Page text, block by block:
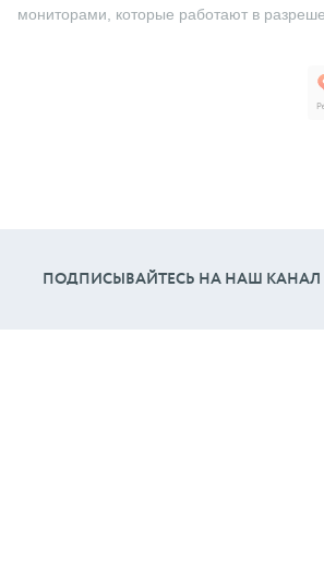
мониторами, которые работают в
ПОДПИСЫВАЙТЕСЬ НА НАШ КАНАЛ